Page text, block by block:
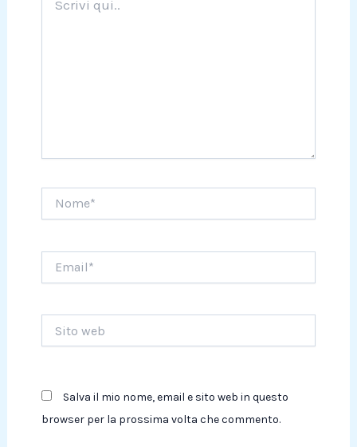
qui..
web
Salva il mio nome, email e sito web in questo
browser per la prossima volta che commento.